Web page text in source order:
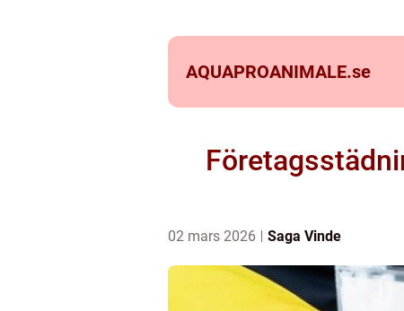
AQUAPROANIMALE.se
02 mars 2026 Saga Vinde